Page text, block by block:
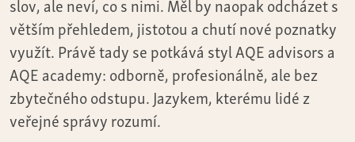
větším přehledem, jistotou a chutí nové poznatky
využít. Právě tady se potkává styl AQE advisors a
AQE academy: odborně, profesionálně, ale bez
zbytečného odstupu. Jazykem, kterému lidé z
veřejné správy rozumí.